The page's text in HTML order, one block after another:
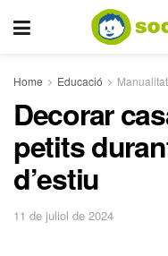
Home Educació
Decorar
petits
d’estiu
11 de juliol de 2024